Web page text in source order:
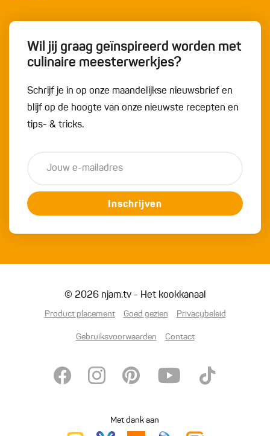
Wil jij graag geïnspireerd worden met
culinaire meesterwerkjes?
Schrijf je in op onze maandelijkse nieuwsbrief en
blijf op de hoogte van onze nieuwste recepten en
tips- & tricks.
Inschrijven
© 2026 njam.tv - Het kookkanaal
Product placement Goed gezien Privacybeleid
Gebruiksvoorwaarden Contact
Met dank aan